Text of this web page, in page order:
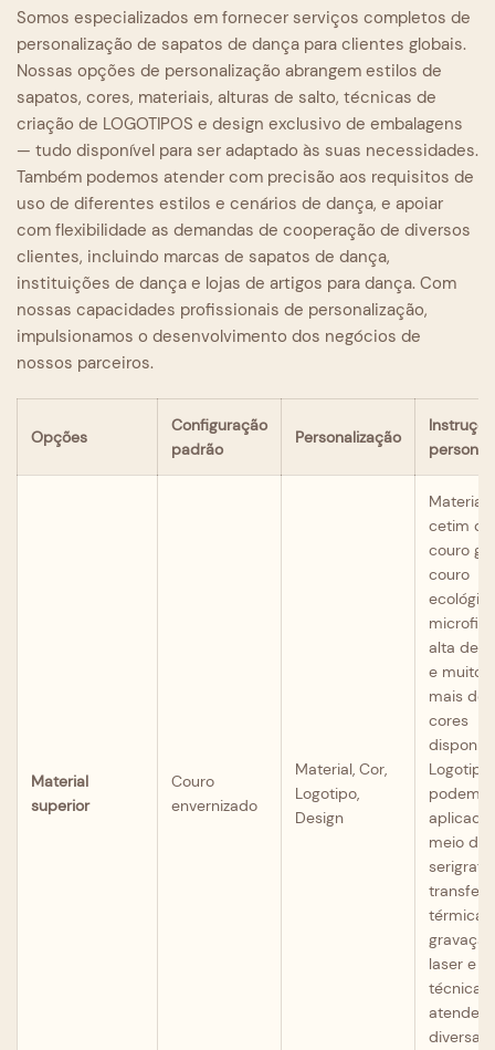
Somos especializados em fornecer serviços completos de
personalização de sapatos de dança para clientes globais.
Nossas opções de personalização abrangem estilos de
sapatos, cores, materiais, alturas de salto, técnicas de
criação de LOGOTIPOS e design exclusivo de embalagens
— tudo disponível para ser adaptado às suas necessidades.
Também podemos atender com precisão aos requisitos de
uso de diferentes estilos e cenários de dança, e apoiar
com flexibilidade as demandas de cooperação de diversos
clientes, incluindo marcas de sapatos de dança,
instituições de dança e lojas de artigos para dança. Com
nossas capacidades profissionais de personalização,
impulsionamos o desenvolvimento dos negócios de
nossos parceiros.
Opções
Configuração
padrão
Personalização
Material
superior
Couro
envernizado
Material, Cor,
Logotipo,
Design
cetim de
couro
couro
alta
e muito
mais de
cores
podem
meio de
térmica,
laser e
técnicas
atender
diversas